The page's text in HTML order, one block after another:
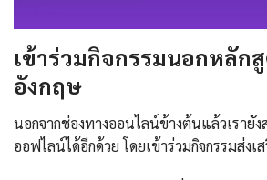
เข้าร่วมกิจกรรมนอกหลัก
อังกฤษ
นอกจากช่องทางออนไลน์ข้างต้นแล้วเรายั
ออฟไลน์ได้อีกด้วย โดยเข้าร่วมกิจกรรมส่ง